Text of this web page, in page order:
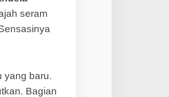
seram
yang baru.
Bagian